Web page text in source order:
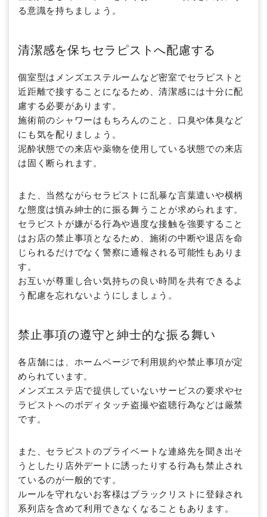
る意識を持ちましょう。
清潔感を保ちセラピストへ配慮する
個室型はメンズエステルームなど密室でセラピストと
近距離で接することになるため、清潔感には十分に配
慮する必要があります。
施術前のシャワーはもちろんのこと、口臭や体臭など
にも気を配りましょう。
泥酔状態での来店や薬物を使用している状態での来店
は固く断られます。
また、当然ながらセラピストに乱暴な言葉遣いや横柄
な態度は慎み紳士的に振る舞うことが求められます。
セラピストが嫌がる行為や過度な接触を強要すること
はお店の禁止事項となるため、施術の中断や退店を命
じられるだけでなく警察に通報される可能性もありま
す。
お互いが尊重し合い気持ちの良い時間を共有できるよ
う配慮を忘れないようにしましょう。
禁止事項の遵守と紳士的な振る舞い
各店舗には、ホームページで利用規約や禁止事項が定
められています。
メンズエステ店で提供していないサービスの要求やセ
ラピストへのボディタッチ盗撮や盗聴行為などは厳禁
です。
また、セラピストのプライベートな連絡先を聞き出そ
うとしたり店外デートに誘ったりする行為も禁止され
ているのが一般的です。
ルールを守れないお客様はブラックリストに登録され
系列店を含めて利用できなくなることもあります。